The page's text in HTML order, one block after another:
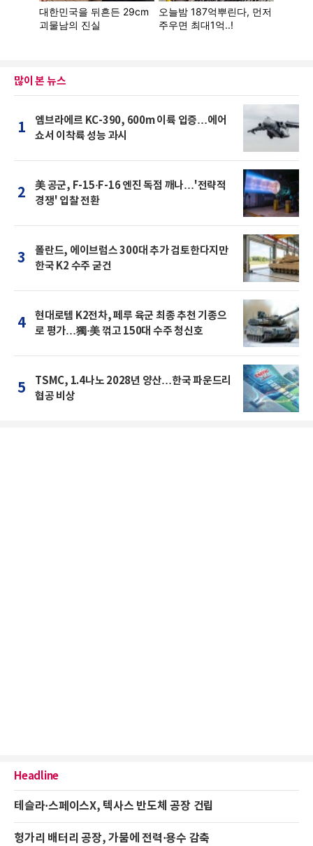
많이 본 뉴스
1
엠브라에르 KC-390, 600m 이륙 입증…에어
쇼서 이착륙 성능 과시
2
美 공군, F-15·F-16 엔진 독점 깨나…'전략적
경쟁' 입찰 전환
3
폴란드, 에이브럼스 300대 추가 검토한다지만
한국 K2 수주 굳건
4
현대로템 K2전차, 페루 육군 최종 추천 기종으
로 평가…獨·美 꺾고 150대 수주 청신호
5
TSMC, 1.4나노 2028년 양산…한국 파운드리
협공 비상
Headline
테슬라·스페이스X, 텍사스 반도체 공장 건립
헝가리 배터리 공장, 가뭄에 전력·용수 감축